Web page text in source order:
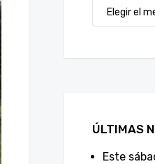
ÚLTIMAS
Este